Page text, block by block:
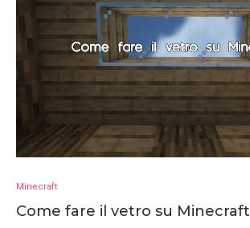
Minecraft
Come fare il vetro su Minecraft